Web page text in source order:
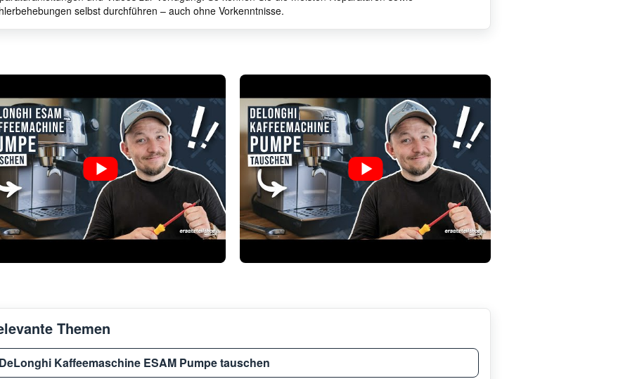
selbst durchführen – auch ohne Vorkenntnisse.
Themen
Kaffeemaschine ESAM Pumpe tauschen